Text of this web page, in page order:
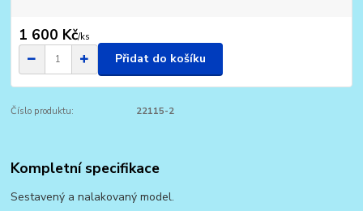
1 600 Kč/ks
Přidat do košíku
Číslo produktu: 22115-2
Kompletní specifikace
Sestavený a nalakovaný model.